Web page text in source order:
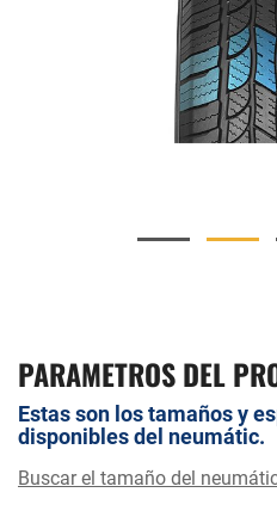
PARAMETROS DEL
Estas son los tamaños y
disponibles del neumátic.
Buscar el tamaño del